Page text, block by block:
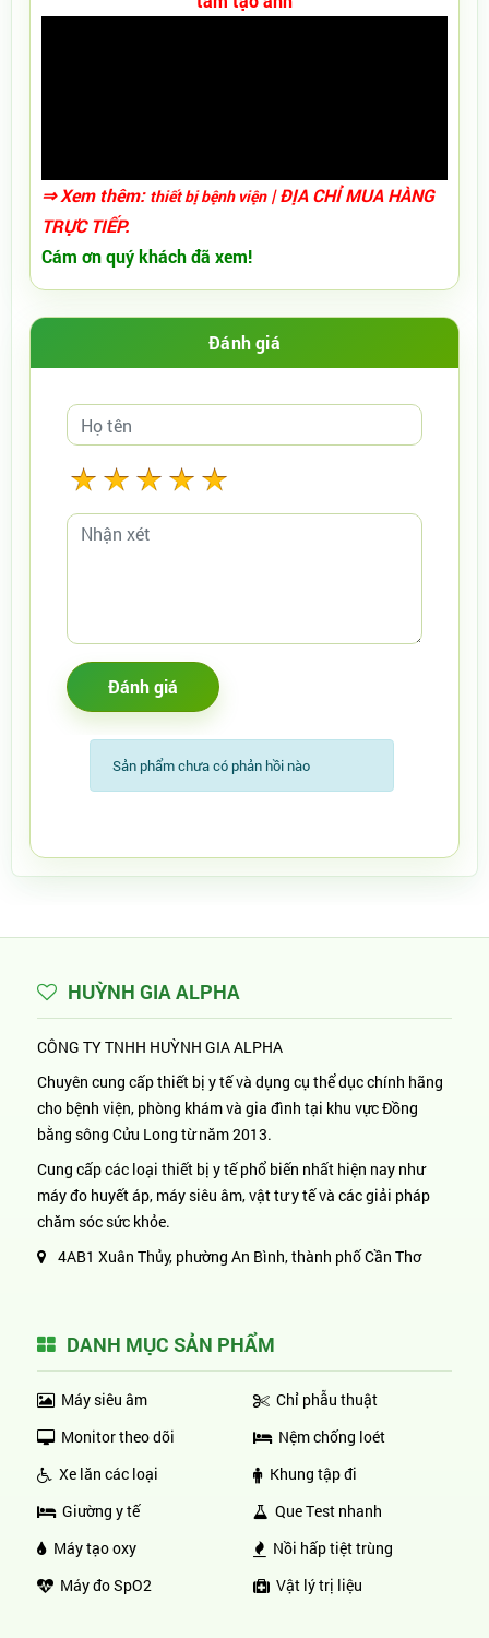
⇒ Xem thêm: thiết bị bệnh viện| ĐỊA CHỈ MUA HÀNG
TRỰC TIẾP.
Cám ơn quý khách đã xem!
Đánh giá
Sản phẩm chưa có phản hồi nào
HUỲNH GIA ALPHA
CÔNG TY TNHH HUỲNH GIA ALPHA
Chuyên cung cấp thiết bị y tế và dụng cụ thể dục chính hãng
cho bệnh viện, phòng khám và gia đình tại khu vực Đồng
bằng sông Cửu Long từ năm 2013.
Cung cấp các loại thiết bị y tế phổ biến nhất hiện nay như
máy đo huyết áp, máy siêu âm, vật tư y tế và các giải pháp
chăm sóc sức khỏe.
4AB1 Xuân Thủy, phường An Bình, thành phố Cần Thơ
DANH MỤC SẢN PHẨM
Máy siêu âm
Monitor theo dõi
Xe lăn các loại
Giường y tế
Máy tạo oxy
Máy đo SpO2
Chỉ phẫu thuật
Nệm chống loét
Khung tập đi
Que Test nhanh
Nồi hấp tiệt trùng
Vật lý trị liệu